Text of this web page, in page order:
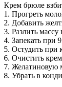
Крем брюле
1. Прогреть
2. Добавить
3. Разлить
4. Запекать при
5. Остудить при
6. Очистить
7. Желатиновую
8. Убрать в